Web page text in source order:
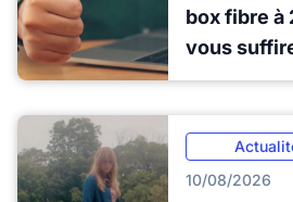
box fibre à
vous
10/08/2026